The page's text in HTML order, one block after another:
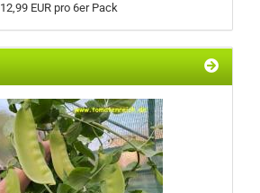
12,99 EUR pro 6er Pack